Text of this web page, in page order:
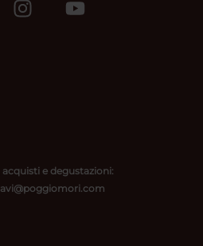
e degustazioni: